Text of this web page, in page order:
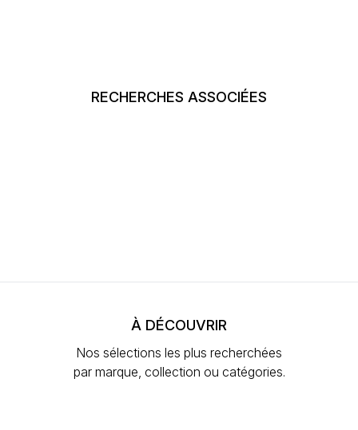
RECHERCHES ASSOCIÉES
À DÉCOUVRIR
Nos sélections les plus recherchées
par marque, collection ou catégories.